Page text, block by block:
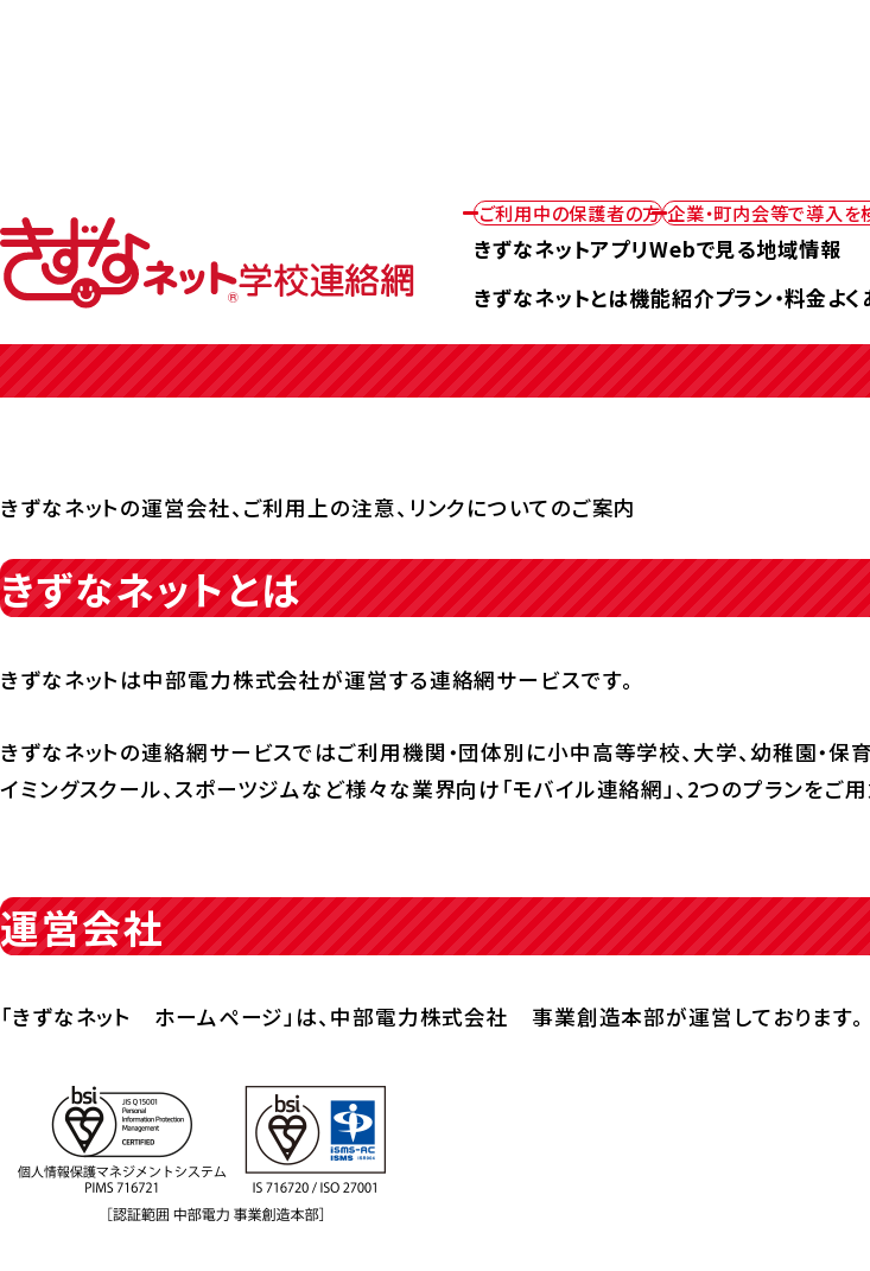
ご利用中の保護者の方 企業・町内会等で導入を
きずなネットアプリWebで見る地域情報
きずなネットとは機能紹介プラン・料金よ
このサイトについて
きずなネットの運営会社、ご利用上の注意、リンクについてのご案内
きずなネットとは
きずなネットは中部電力株式会社が運営する連絡網サービスです。
きずなネットの連絡網サービスではご利用機関・団体別に小中高等学校、大学、幼稚園・保
イミングスクール、スポーツジムなど様々な業界向け「モバイル連絡網」、2つのプランをご用
運営会社
「きずなネット ホームページ」は、中部電力株式会社 事業創造本部が運営しております。